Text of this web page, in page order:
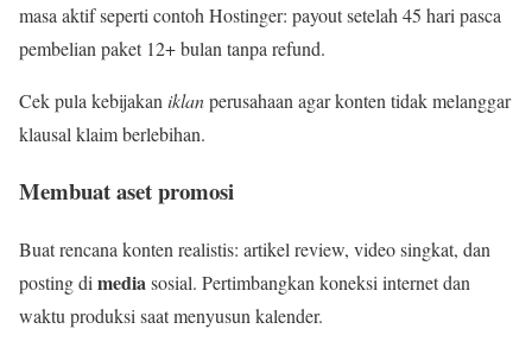
masa aktif seperti contoh Hostinger: payout setelah 45 hari pasca
pembelian paket 12+ bulan tanpa refund.
Cek pula kebijakan iklanperusahaan agar konten tidak melanggar
klausal klaim berlebihan.
Membuat aset promosi
Buat rencana konten realistis: artikel review, video singkat, dan
posting di mediasosial. Pertimbangkan koneksi internet dan
waktu produksi saat menyusun kalender.